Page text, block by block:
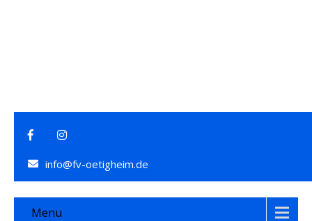
info@fv-oetigheim.de
Menu